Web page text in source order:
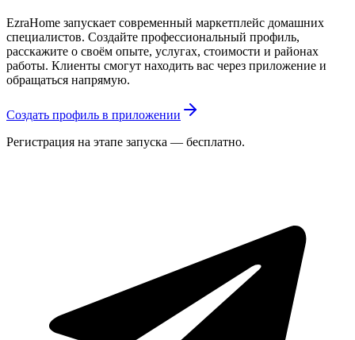
EzraHome запускает современный маркетплейс домашних
специалистов. Создайте профессиональный профиль,
расскажите о своём опыте, услугах, стоимости и районах
работы. Клиенты смогут находить вас через приложение и
обращаться напрямую.
Создать профиль в приложении
Регистрация на этапе запуска — бесплатно.